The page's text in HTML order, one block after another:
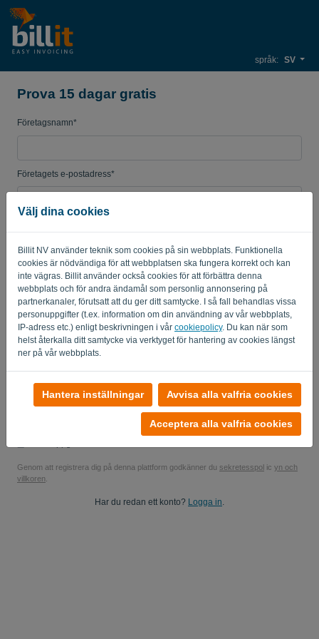
Välj dina cookies
Billit NV använder teknik som cookies på sin webbplats. Funktionella
cookies är nödvändiga för att webbplatsen ska fungera korrekt och kan
inte vägras. Billit använder också cookies för att förbättra denna
webbplats och för andra ändamål som personlig annonsering på
partnerkanaler, förutsatt att du ger ditt samtycke. I så fall behandlas vissa
personuppgifter (t.ex. information om din användning av vår webbplats,
IP-adress etc.) enligt beskrivningen i vår cookiepolicy. Du kan när som
helst återkalla ditt samtycke via verktyget för hantering av cookies längst
ner på vår webbplats.
Hantera inställningar Avvisa alla valfria cookies
Acceptera alla valfria cookies
språk: SV
Prova 15 dagar gratis
Företagsnamn*
Företagets e-postadress*
Land
Ja, du kan skicka mina produktuppdateringar..
Ja, du kan skicka mig marknadsföringsuppdateringar.
Starta din kostnadsfria provperiod
Inga strängar bifogade! 100% engagemangsfritt
Genom att registrera dig på denna plattform godkänner du sekretesspol ic yn och
villkoren
Har du redan ett konto? Logga in.